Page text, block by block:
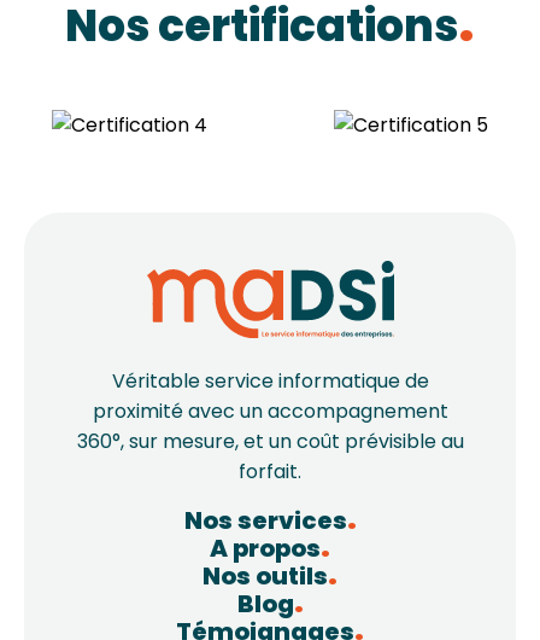
Nos certifications
Véritable service informatique de
proximité avec un accompagnement
360°, sur mesure, et un coût prévisible au
forfait.
Nos services
A propos
Nos outils
Blog
Témoignages